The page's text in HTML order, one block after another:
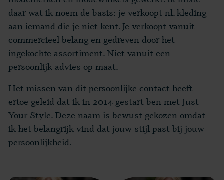
daar wat ik noem de basis: je verkoopt nl. kleding
aan iemand die je niet kent. Je verkoopt vanuit
commercieel belang en gedreven door het
ingekochte assortiment. Niet vanuit een
persoonlijk advies op maat.
Het missen van dit persoonlijke contact heeft
ertoe geleid dat ik in 2014 gestart ben met Just
Your Style. Deze naam is bewust gekozen omdat
ik het belangrijk vind dat jouw stijl past bij jouw
persoonlijkheid.